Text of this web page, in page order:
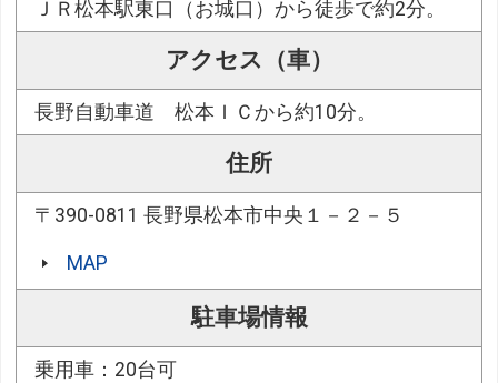
ＪＲ松本駅東口（お城口）から徒歩で約2分。
アクセス（車）
長野自動車道 松本ＩＣから約10分。
住所
〒390-0811 長野県松本市中央１－２－５
MAP
駐車場情報
乗用車：20台可